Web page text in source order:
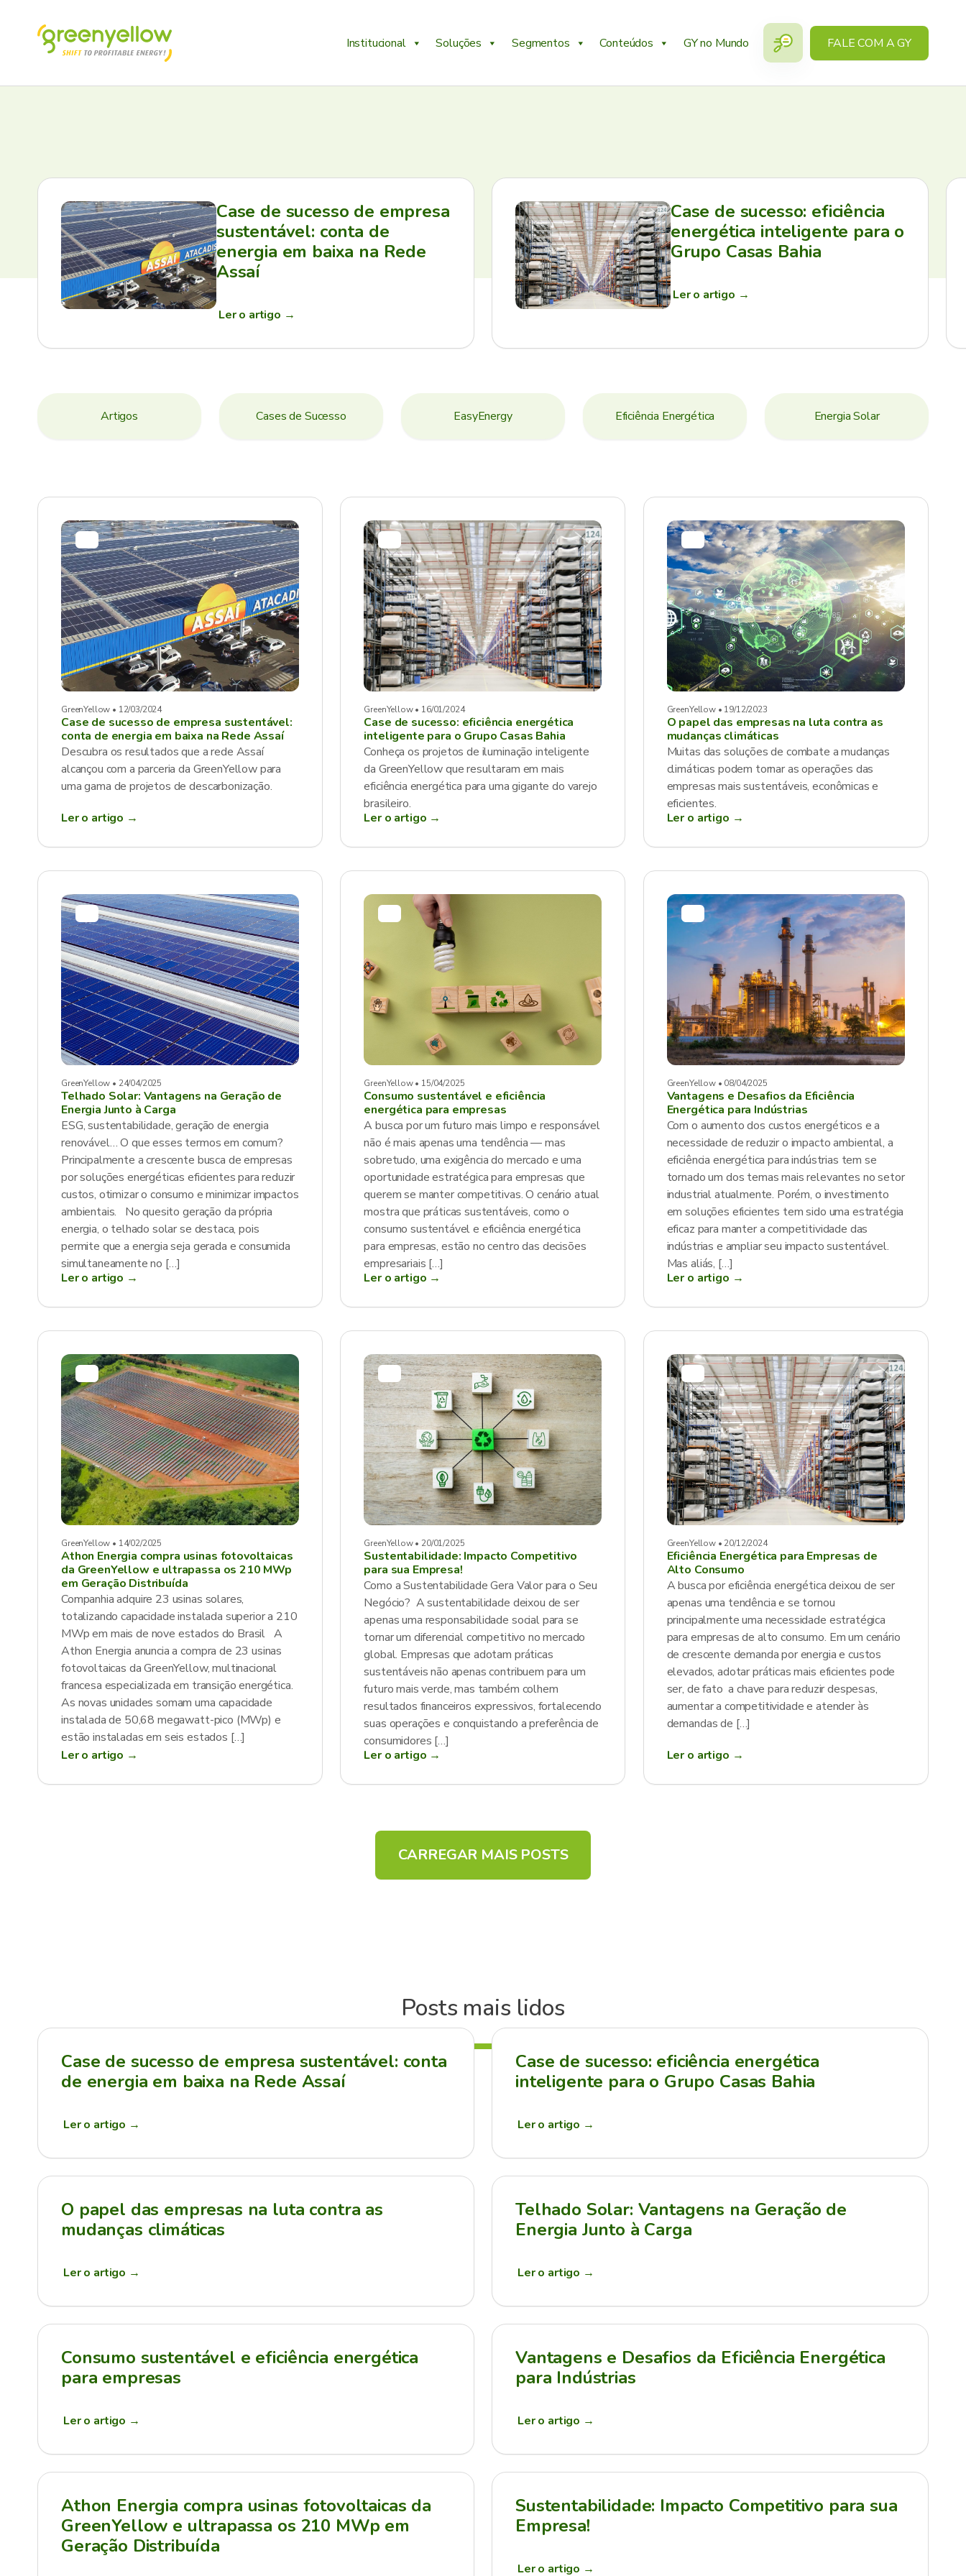
Institucional Soluções Segmentos Conteúdos GY no Mundo FALE COM A GY
Case de sucesso de empresa
sustentável: conta de
energia em baixa na Rede
Assaí
Ler o artigo →
Case de sucesso: eficiência
energética inteligente para o
Grupo Casas Bahia
Ler o artigo →
Artigos Cases de Sucesso EasyEnergy Eficiência Energética Energia Solar
GreenYellow • 12/03/2024
Case de sucesso de empresa sustentável:
conta de energia em baixa na Rede Assaí
Descubra os resultados que a rede Assaí
alcançou com a parceria da GreenYellow para
uma gama de projetos de descarbonização.
Ler o artigo →
GreenYellow • 16/01/2024
Case de sucesso: eficiência energética
inteligente para o Grupo Casas Bahia
Conheça os projetos de iluminação inteligente
da GreenYellow que resultaram em mais
eficiência energética para uma gigante do varejo
brasileiro.
Ler o artigo →
GreenYellow • 19/12/2023
O papel das empresas na luta contra as
mudanças climáticas
Muitas das soluções de combate a mudanças
climáticas podem tornar as operações das
empresas mais sustentáveis, econômicas e
eficientes.
Ler o artigo →
GreenYellow • 24/04/2025
Telhado Solar: Vantagens na Geração de
Energia Junto à Carga
ESG, sustentabilidade, geração de energia
renovável… O que esses termos em comum?
Principalmente a crescente busca de empresas
por soluções energéticas eficientes para reduzir
custos, otimizar o consumo e minimizar impactos
ambientais. No quesito geração da própria
energia, o telhado solar se destaca, pois
permite que a energia seja gerada e consumida
simultaneamente no […]
Ler o artigo →
GreenYellow • 15/04/2025
Consumo sustentável e eficiência
energética para empresas
A busca por um futuro mais limpo e responsável
não é mais apenas uma tendência — mas
sobretudo, uma exigência do mercado e uma
oportunidade estratégica para empresas que
querem se manter competitivas. O cenário atual
mostra que práticas sustentáveis, como o
consumo sustentável e eficiência energética
para empresas, estão no centro das decisões
empresariais […]
Ler o artigo →
GreenYellow • 08/04/2025
Vantagens e Desafios da Eficiência
Energética para Indústrias
Com o aumento dos custos energéticos e a
necessidade de reduzir o impacto ambiental, a
eficiência energética para indústrias tem se
tornado um dos temas mais relevantes no setor
industrial atualmente. Porém, o investimento
em soluções eficientes tem sido uma estratégia
eficaz para manter a competitividade das
indústrias e ampliar seu impacto sustentável.
Mas aliás, […]
Ler o artigo →
GreenYellow • 14/02/2025
Athon Energia compra usinas fotovoltaicas
da GreenYellow e ultrapassa os 210 MWp
em Geração Distribuída
Companhia adquire 23 usinas solares,
totalizando capacidade instalada superior a 210
MWp em mais de nove estados do Brasil A
Athon Energia anuncia a compra de 23 usinas
fotovoltaicas da GreenYellow, multinacional
francesa especializada em transição energética.
As novas unidades somam uma capacidade
instalada de 50,68 megawatt-pico (MWp) e
estão instaladas em seis estados […]
Ler o artigo →
GreenYellow • 20/01/2025
Sustentabilidade: Impacto Competitivo
para sua Empresa!
Como a Sustentabilidade Gera Valor para o Seu
Negócio? A sustentabilidade deixou de ser
apenas uma responsabilidade social para se
tornar um diferencial competitivo no mercado
global. Empresas que adotam práticas
sustentáveis não apenas contribuem para um
futuro mais verde, mas também colhem
resultados financeiros expressivos, fortalecendo
suas operações e conquistando a preferência de
consumidores […]
Ler o artigo →
GreenYellow • 20/12/2024
Eficiência Energética para Empresas de
Alto Consumo
A busca por eficiência energética deixou de ser
apenas uma tendência e se tornou
principalmente uma necessidade estratégica
para empresas de alto consumo. Em um cenário
de crescente demanda por energia e custos
elevados, adotar práticas mais eficientes pode
ser, de fato a chave para reduzir despesas,
aumentar a competitividade e atender às
demandas de […]
Ler o artigo →
CARREGAR MAIS POSTS
Posts mais lidos
Case de sucesso de empresa sustentável: conta
de energia em baixa na Rede Assaí
Ler o artigo →
Case de sucesso: eficiência energética
inteligente para o Grupo Casas Bahia
Ler o artigo →
O papel das empresas na luta contra as
mudanças climáticas
Ler o artigo →
Telhado Solar: Vantagens na Geração de
Energia Junto à Carga
Ler o artigo →
Consumo sustentável e eficiência energética
para empresas
Ler o artigo →
Vantagens e Desafios da Eficiência Energética
para Indústrias
Ler o artigo →
Athon Energia compra usinas fotovoltaicas da
GreenYellow e ultrapassa os 210 MWp em
Geração Distribuída
Sustentabilidade: Impacto Competitivo para sua
Empresa!
Ler o artigo →